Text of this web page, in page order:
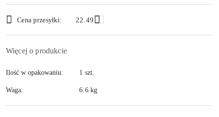
Wyślij
i
dostawa
Cena przesyłki: 22.49
Więcej o produkcie
Ilość w opakowaniu: 1 szt.
Waga: 6.6 kg